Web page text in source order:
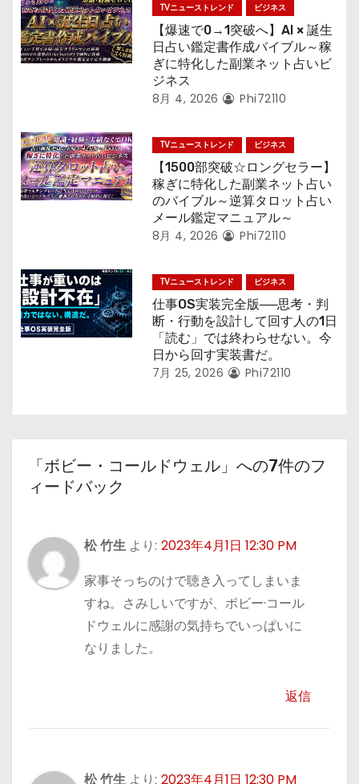
TVニューストレンド ビジネス
【爆速で0→1突破へ】AI × 誕生
日占い鑑定書作成バイブル～稼
ぎに特化した副業ネット占いビ
ジネス
8月 4, 2026 Phi72110
TVニューストレンド ビジネス
【1500部突破☆ロングセラー】
稼ぎに特化した副業ネット占い
のバイブル～逆算タロット占い
メール鑑定マニュアル～
8月 4, 2026 Phi72110
TVニューストレンド ビジネス
仕事OS実装完全版──思考・判
断・行動を設計して回す人の1日
「読む」では終わらせない。今
日から回す実装書だ。
7月 25, 2026 Phi72110
「ボビー・コールドウェル」への7件のフ
ィードバック
松 竹生 より: 2023年4月1日 12:30 PM
家事そっちのけで聴き入ってしまいま
すね。さみしいですが、ボビー·コール
ドウェルに感謝の気持ちでいっぱいに
なりました。
返信
松 竹生 より: 2023年4月1日 12:30 PM